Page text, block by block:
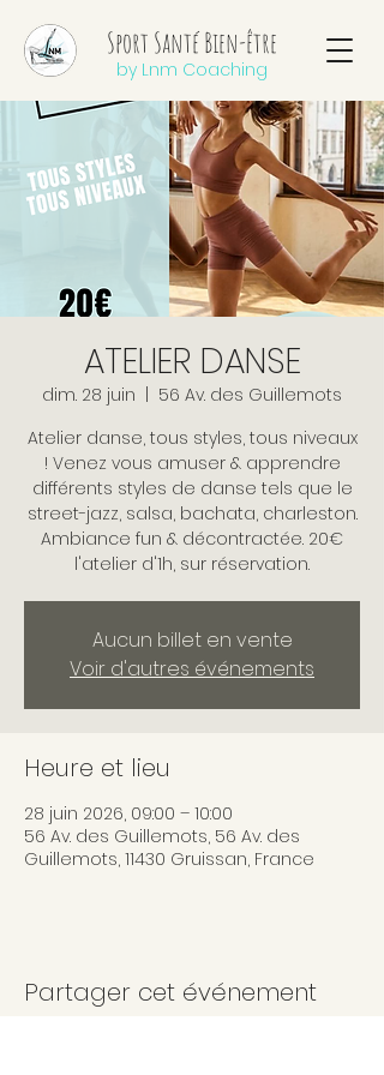
Sport Santé Bien-être
by Lnm Coaching
ATELIER DANSE
dim. 28 juin
56 Av. des Guillemots
Atelier danse, tous styles, tous niveaux
! Venez vous amuser & apprendre
différents styles de danse tels que le
street-jazz, salsa, bachata, charleston.
Ambiance fun & décontractée. 20€
l'atelier d'1h, sur réservation.
Aucun billet en vente
Voir d'autres événements
Heure et lieu
28 juin 2026, 09:00 – 10:00
56 Av. des Guillemots, 56 Av. des
Guillemots, 11430 Gruissan, France
Partager cet événement